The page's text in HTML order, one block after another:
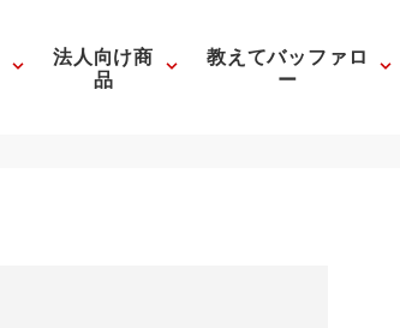
法人向け商
品
教えてバッファロ
ー